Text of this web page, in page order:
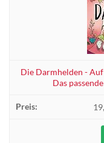
Die Darmhelden -
Das